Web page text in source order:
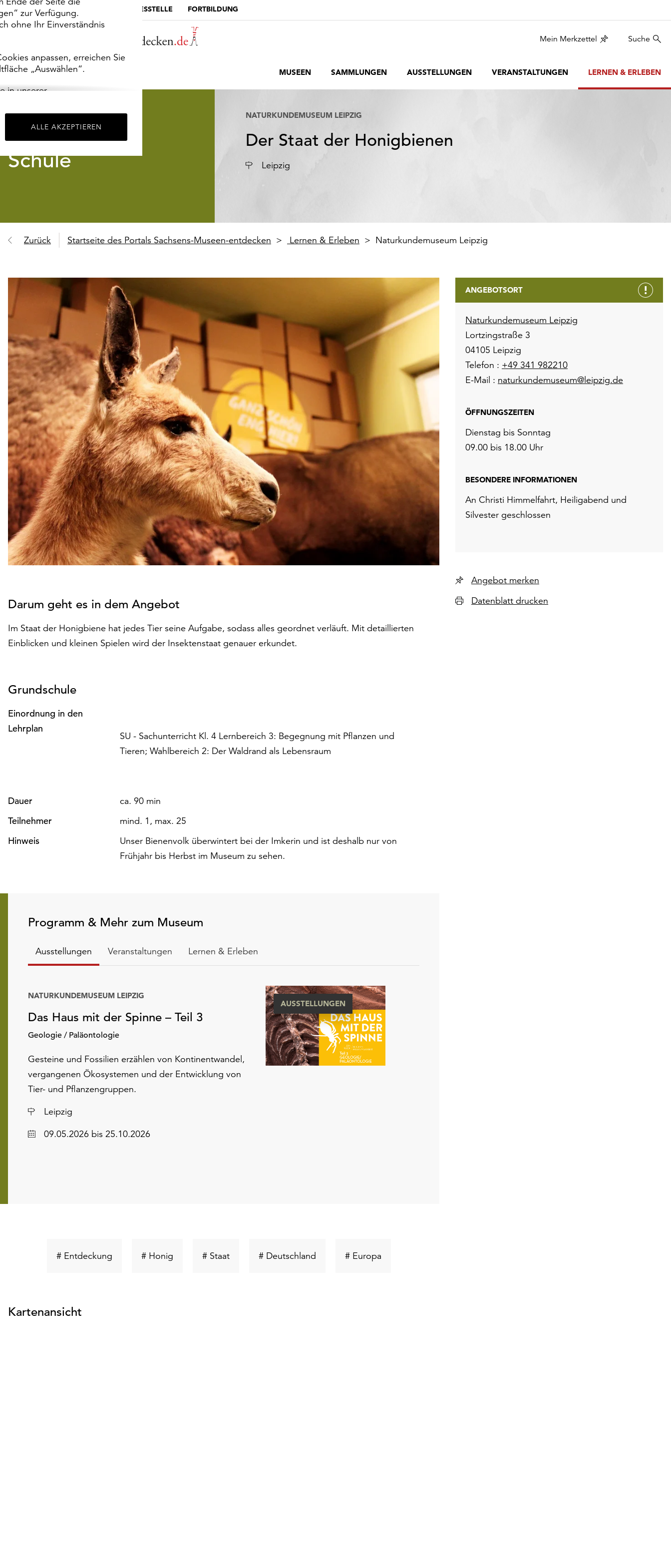
zur Verfügung.
ohne Ihr Einverständnis
anpassen, erreichen Sie
„Auswählen“.
in unserer
ALLE AKZEPTIEREN
MUSEUMSPORTAL DIE LANDESSTELLE FORTBILDUNG
Mein Merkzettel Suche
MUSEEN SAMMLUNGEN AUSSTELLUNGEN VERANSTALTUNGEN LERNEN & ERLEBEN
Schule
NATURKUNDEMUSEUM LEIPZIG
Der Staat der Honigbienen
Ort Leipzig
Zurück Startseite des Portals Sachsens-Museen-entdecken Lernen & Erleben Naturkundemuseum Leipzig
Darum geht es in dem Angebot
Im Staat der Honigbiene hat jedes Tier seine Aufgabe, sodass alles geordnet verläuft. Mit detaillierten
Einblicken und kleinen Spielen wird der Insektenstaat genauer erkundet.
Grundschule
Einordnung in den
Lehrplan
SU - Sachunterricht Kl. 4 Lernbereich 3: Begegnung mit Pflanzen und
Tieren; Wahlbereich 2: Der Waldrand als Lebensraum
Dauer
ca. 90 min
Teilnehmer
mind. 1, max. 25
Hinweis
Unser Bienenvolk überwintert bei der Imkerin und ist deshalb nur von
Frühjahr bis Herbst im Museum zu sehen.
Programm & Mehr zum Museum
Ausstellungen Veranstaltungen Lernen & Erleben
Das Haus mit der Spinne – Teil 3
Geologie / Paläontologie
NATURKUNDEMUSEUM LEIPZIG
Gesteine und Fossilien erzählen von Kontinentwandel,
vergangenen Ökosystemen und der Entwicklung von
Tier- und Pflanzengruppen.
Ort
Leipzig
Datum09.05.2026 bis 25.10.2026
AUSSTELLUNGEN
# EntdeckungSchlüsselwort
# HonigSchlüsselwort
# StaatSchlüsselwort# DeutschlandSchlüsselwort
# EuropaSchlüsselwort
Kartenansicht
ANGEBOTSORT
Naturkundemuseum Leipzig
Lortzingstraße 3
04105 Leipzig
Telefon : +49 341 982210
E-Mail : naturkundemuseum@leipzig.de
ÖFFNUNGSZEITEN
Dienstag bis Sonntag
09.00 bis 18.00 Uhr
BESONDERE INFORMATIONEN
An Christi Himmelfahrt, Heiligabend und
Silvester geschlossen
Angebot merken
Datenblatt drucken